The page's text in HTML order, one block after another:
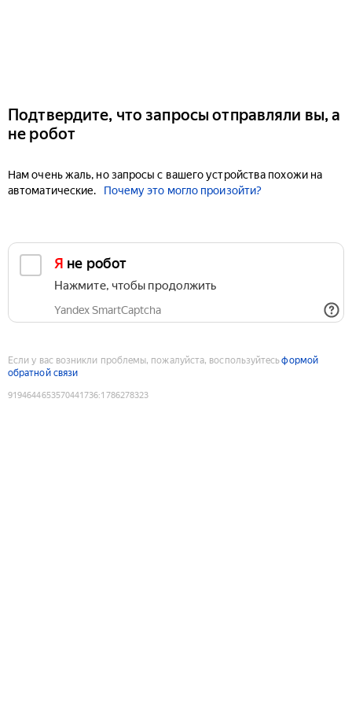
Подтвердите, что запросы отправляли вы, а
не робот
Нам очень жаль, но запросы с вашего устройства похожи на
автоматические.
Почему это могло произойти?
Я не робот
Нажмите, чтобы продолжить
Yandex SmartCaptcha
Если у вас возникли проблемы, пожалуйста, воспользуйтесьформой
обратной связи
9194644653570441736:1786278323